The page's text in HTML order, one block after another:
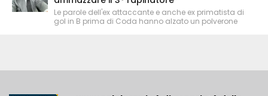
Le parole dell'ex attaccante e anche ex primatista di
gol in B prima di Coda hanno alzato un polverone